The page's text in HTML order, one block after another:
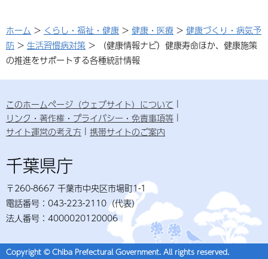
ホーム > くらし・福祉・健康 > 健康・医療 > 健康づくり・病気予
防 > 生活習慣病対策 > （健康情報ナビ）健康寿命ほか、健康施策
の推進をサポートする各種統計情報
このホームページ（ウェブサイト）について
リンク・著作権・プライバシー・免責事項等
サイト運営の考え方
携帯サイトのご案内
千葉県庁
〒260-8667 千葉市中央区市場町1-1
電話番号：043-223-2110（代表）
法人番号：4000020120006
Copyright © Chiba Prefectural Government. All rights reserved.